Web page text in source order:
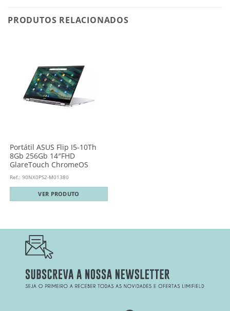
PRODUTOS RELACIONADOS
Portátil ASUS Flip I5-10Th
8Gb 256Gb 14″FHD
GlareTouch ChromeOS
Ref.: 90NX0PS2-M01380
VER PRODUTO